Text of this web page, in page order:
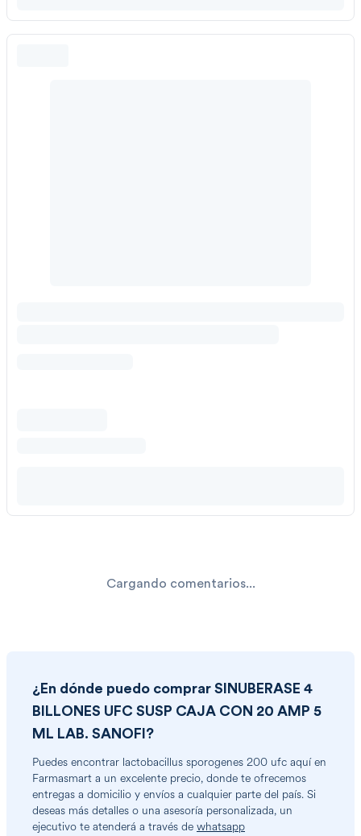
Cargando comentarios...
¿En dónde puedo comprar SINUBERASE 4
BILLONES UFC SUSP CAJA CON 20 AMP 5
ML LAB. SANOFI ?
Puedes encontrar lactobacillus sporogenes 200 ufc aquí en
Farmasmart a un excelente precio, donde te ofrecemos
entregas a domicilio y envíos a cualquier parte del país. Si
deseas más detalles o una asesoría personalizada, un
ejecutivo te atenderá a través de whatsapp